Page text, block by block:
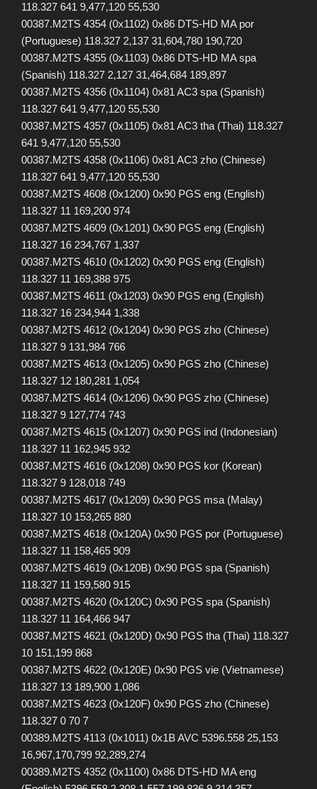
118.327 641 9,477,120 55,530
00387.M2TS 4354 (0x1102) 0x86 DTS-HD MA por
(Portuguese) 118.327 2,137 31,604,780 190,720
00387.M2TS 4355 (0x1103) 0x86 DTS-HD MA spa
(Spanish) 118.327 2,127 31,464,684 189,897
00387.M2TS 4356 (0x1104) 0x81 AC3 spa (Spanish)
118.327 641 9,477,120 55,530
00387.M2TS 4357 (0x1105) 0x81 AC3 tha (Thai) 118.327
641 9,477,120 55,530
00387.M2TS 4358 (0x1106) 0x81 AC3 zho (Chinese)
118.327 641 9,477,120 55,530
00387.M2TS 4608 (0x1200) 0x90 PGS eng (English)
118.327 11 169,200 974
00387.M2TS 4609 (0x1201) 0x90 PGS eng (English)
118.327 16 234,767 1,337
00387.M2TS 4610 (0x1202) 0x90 PGS eng (English)
118.327 11 169,388 975
00387.M2TS 4611 (0x1203) 0x90 PGS eng (English)
118.327 16 234,944 1,338
00387.M2TS 4612 (0x1204) 0x90 PGS zho (Chinese)
118.327 9 131,984 766
00387.M2TS 4613 (0x1205) 0x90 PGS zho (Chinese)
118.327 12 180,281 1,054
00387.M2TS 4614 (0x1206) 0x90 PGS zho (Chinese)
118.327 9 127,774 743
00387.M2TS 4615 (0x1207) 0x90 PGS ind (Indonesian)
118.327 11 162,945 932
00387.M2TS 4616 (0x1208) 0x90 PGS kor (Korean)
118.327 9 128,018 749
00387.M2TS 4617 (0x1209) 0x90 PGS msa (Malay)
118.327 10 153,265 880
00387.M2TS 4618 (0x120A) 0x90 PGS por (Portuguese)
118.327 11 158,465 909
00387.M2TS 4619 (0x120B) 0x90 PGS spa (Spanish)
118.327 11 159,580 915
00387.M2TS 4620 (0x120C) 0x90 PGS spa (Spanish)
118.327 11 164,466 947
00387.M2TS 4621 (0x120D) 0x90 PGS tha (Thai) 118.327
10 151,199 868
00387.M2TS 4622 (0x120E) 0x90 PGS vie (Vietnamese)
118.327 13 189,900 1,086
00387.M2TS 4623 (0x120F) 0x90 PGS zho (Chinese)
118.327 0 70 7
00389.M2TS 4113 (0x1011) 0x1B AVC 5396.558 25,153
16,967,170,799 92,289,274
00389.M2TS 4352 (0x1100) 0x86 DTS-HD MA eng